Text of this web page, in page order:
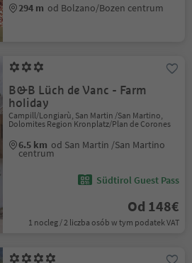
294 m od Bolzano/Bozen centrum
B&B Lüch de Vanc - Farm
holiday
Campill/Longiarù, San Martin /San Martino,
Dolomites Region Kronplatz/Plan de Corones
6.5 km od San Martin /San Martino
centrum
Südtirol Guest Pass
Od 148€
1 nocleg / 2 liczba osób w tym podatek VAT